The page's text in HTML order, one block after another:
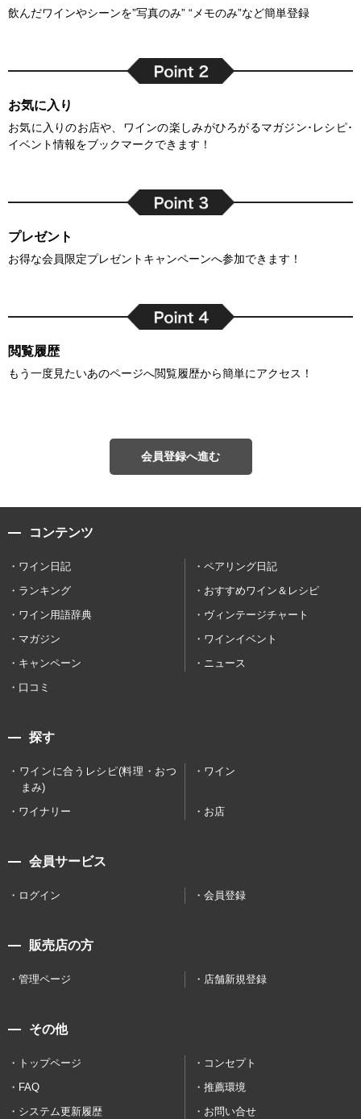
飲んだワインやシーンを”写真のみ” “メモのみ”など簡単登録
お気に入り
お気に入りのお店や、ワインの楽しみがひろがるマガジン･レシピ･
イベント情報をブックマークできます！
プレゼント
お得な会員限定プレゼントキャンペーンへ参加できます！
閲覧履歴
もう一度見たいあのページへ閲覧履歴から簡単にアクセス！
会員登録へ進む
コンテンツ
ワイン日記
ペアリング日記
ランキング
おすすめワイン＆レシピ
ワイン用語辞典
ヴィンテージチャート
マガジン
ワインイベント
キャンペーン
ニュース
口コミ
探す
ワインに合うレシピ(料理・おつ
まみ)
ワイン
ワイナリー お店
会員サービス
ログイン 会員登録
販売店の方
管理ページ 店舗新規登録
その他
トップページ
コンセプト
FAQ
推薦環境
システム更新履歴
お問い合せ